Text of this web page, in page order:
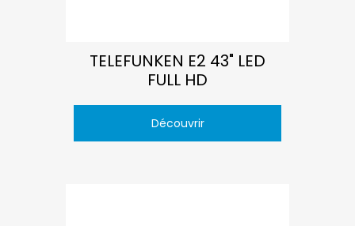
TELEFUNKEN E2 43" LED
FULL HD
Découvrir